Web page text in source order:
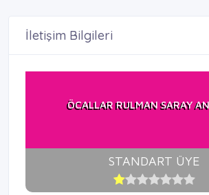
İletişim Bilgileri
ÖCALLAR RULMAN SARAY
STANDART ÜYE